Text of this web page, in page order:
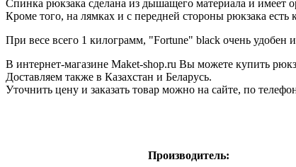
Спинка рюкзака сделана из дышащего материала и
Кроме того, на лямках и с передней стороны рюкзака
При весе всего 1 килограмм, "Fortune" black очень удобен
В интернет-магазине Maket-shop.ru Вы можете купить
Доставляем также в Казахстан и Беларусь.
Уточнить цену и заказать товар можно на сайте, по
Производитель: